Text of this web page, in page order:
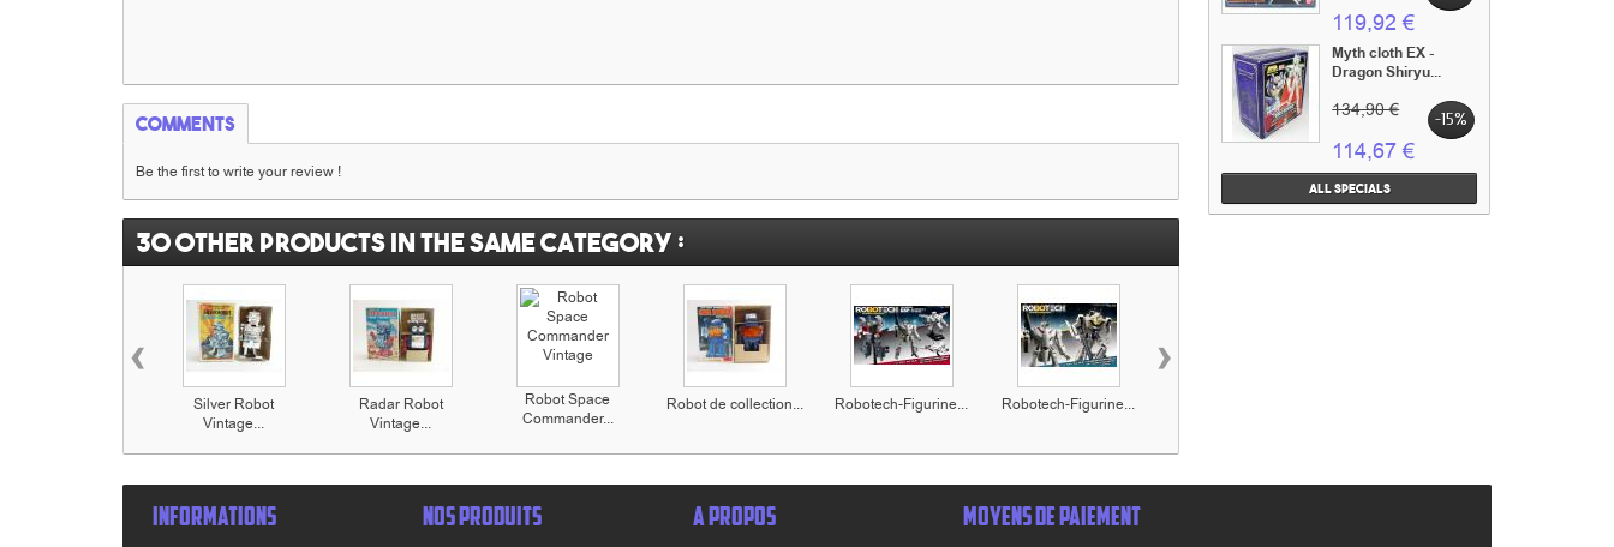
Comments
Be the first to write your review !
30 other products in the same category :
Silver Robot
Vintage...
Radar Robot
Vintage...
Robot Space
Commander...
Robot de collection... Robotech-Figurine... Robotech-Figurine...
‹ ›
119,92 €
Myth cloth EX -
Dragon Shiryu...
134,90 € -15%
114,67 €
All specials
INFORMATIONS NOS PRODUITS A PROPOS MOYENS DE PAIEMENT